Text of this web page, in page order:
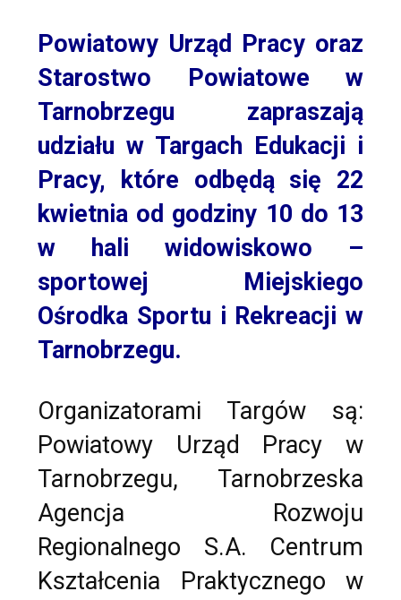
Powiatowy Urząd Pracy oraz
Starostwo Powiatowe w
Tarnobrzegu zapraszają
udziału w Targach Edukacji i
Pracy, które odbędą się 22
kwietnia od godziny 10 do 13
w hali widowiskowo –
sportowej Miejskiego
Ośrodka Sportu i Rekreacji w
Tarnobrzegu.
Organizatorami Targów są:
Powiatowy Urząd Pracy w
Tarnobrzegu, Tarnobrzeska
Agencja Rozwoju
Regionalnego S.A. Centrum
Kształcenia Praktycznego w